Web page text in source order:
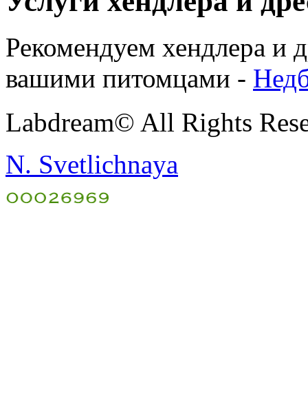
Рекомендуем хендлера и
вашими питомцами -
Labdream© All Rights
N. Svetlichnaya